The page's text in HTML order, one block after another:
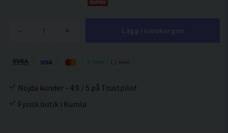
- +
Nöjda kunder - 4.9 / 5 på Trustpilot
Fysisk butik i Kumla